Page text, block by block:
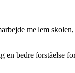
mellem
en bedre forståelse